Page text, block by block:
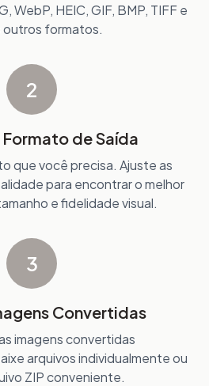
WebP, HEIC, GIF, BMP, TIFF e
outros formatos.
2
de Saída
que você precisa. Ajuste as
para encontrar o melhor
e fidelidade visual.
3
Convertidas
imagens convertidas
arquivos individualmente ou
ZIP conveniente.